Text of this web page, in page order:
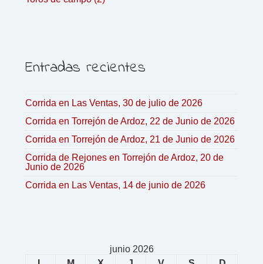
Entradas recientes
Corrida en Las Ventas, 30 de julio de 2026
Corrida en Torrejón de Ardoz, 22 de Junio de 2026
Corrida en Torrejón de Ardoz, 21 de Junio de 2026
Corrida de Rejones en Torrejón de Ardoz, 20 de
Junio de 2026
Corrida en Las Ventas, 14 de junio de 2026
junio 2026